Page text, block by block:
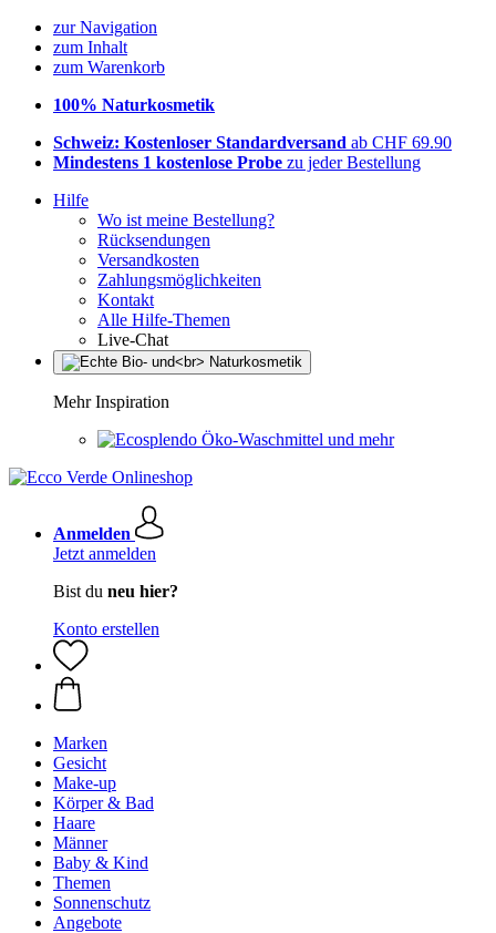
zur Navigation
zum Inhalt
zum Warenkorb
100% Naturkosmetik
Schweiz: Kostenloser Standardversand ab CHF 69.90
Mindestens 1 kostenlose Probe zu jeder Bestellung
Hilfe
Wo ist meine Bestellung?
Rücksendungen
Versandkosten
Zahlungsmöglichkeiten
Kontakt
Alle Hilfe-Themen
Live-Chat
Mehr Inspiration
Öko-Waschmittel und mehr
Anmelden
Jetzt anmelden
Bist du neu hier?
Konto erstellen
Marken
Gesicht
Make-up
Körper & Bad
Haare
Männer
Baby & Kind
Themen
Sonnenschutz
Angebote